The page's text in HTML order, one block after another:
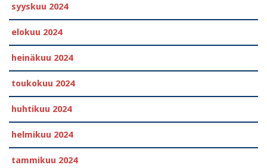
syyskuu 2024
elokuu 2024
heinäkuu 2024
toukokuu 2024
huhtikuu 2024
helmikuu 2024
tammikuu 2024